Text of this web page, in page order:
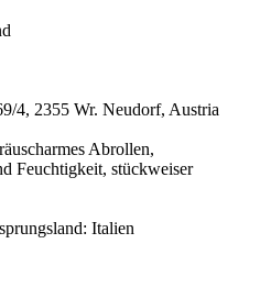
4, 2355 Wr. Neudorf, Austria
Abrollen,
Feuchtigkeit, stückweiser
Italien